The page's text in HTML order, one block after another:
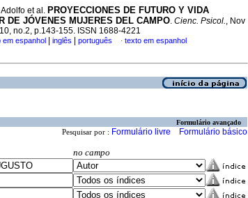
et al. PROYECCIONES DE FUTURO Y VIDA
DE JÓVENES MUJERES DEL CAMPO. Cienc. Psicol., Nov
no.2, p.143-155. ISSN 1688-4221
em espanhol inglês português · texto em espanhol
Formulário avançado
Pesquisar por : Formulário livre Formulário básico
no campo